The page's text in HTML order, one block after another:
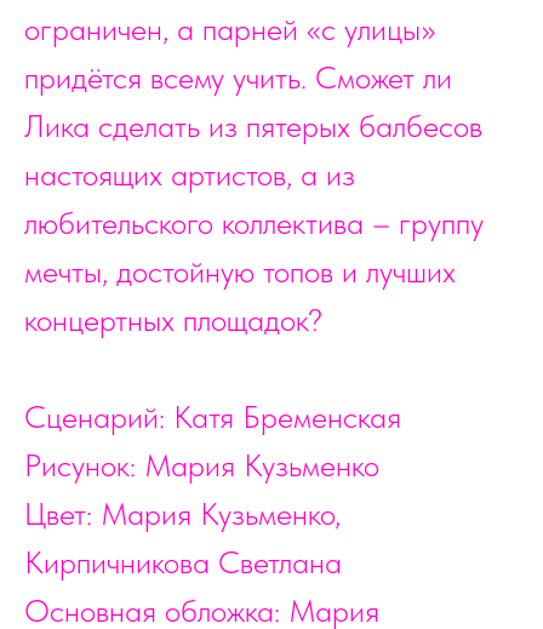
ограничен, а парней «с улицы»
придётся всему учить. Сможет ли
Лика сделать из пятерых балбесов
настоящих артистов, а из
любительского коллектива – группу
мечты, достойную топов и лучших
концертных площадок?
Сценарий: Катя Бременская
Рисунок: Мария Кузьменко
Цвет: Мария Кузьменко,
Кирпичникова Светлана
Основная обложка: Мария